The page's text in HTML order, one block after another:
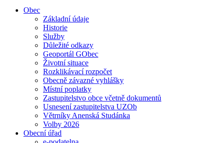
Obec
Základní údaje
Historie
Služby
Důležité odkazy
Geoportál GObec
Životní situace
Rozklikávací rozpočet
Obecně závazné vyhlášky
Místní poplatky
Zastupitelstvo obce včetně dokumentů
Usnesení zastupitelstva UZOb
Větrníky Anenská Studánka
Volby 2026
Obecní úřad